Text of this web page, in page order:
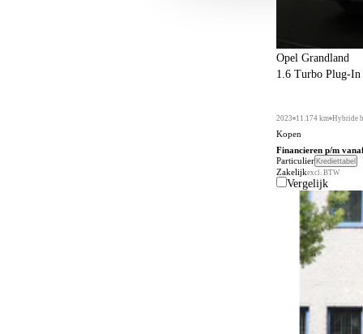
Opel Grandland
1.6 Turbo Plug-In
2023 11.174 km Hybride
Kopen
Financieren p/m
ParticulierKrediettabel
Zakelijkexcl. BTW
Vergelijk